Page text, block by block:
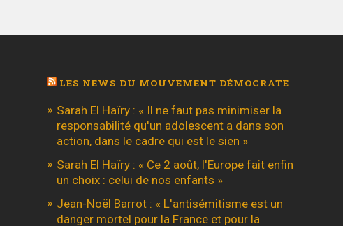
LES NEWS DU MOUVEMENT DÉMOCRATE
Sarah El Haïry : « Il ne faut pas minimiser la
responsabilité qu'un adolescent a dans son
action, dans le cadre qui est le sien »
Sarah El Haïry : « Ce 2 août, l'Europe fait enfin
un choix : celui de nos enfants »
Jean-Noël Barrot : « L'antisémitisme est un
danger mortel pour la France et pour la